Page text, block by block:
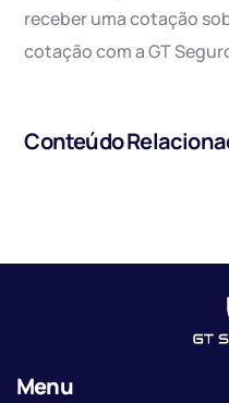
receber uma cotação
cotação com a GT
Conteúdo
Menu